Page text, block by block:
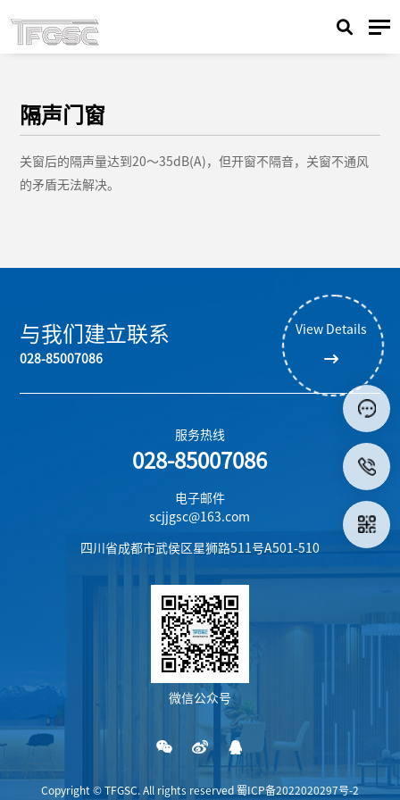
隔声门窗
关窗后的隔声量达到20～35dB(A)，但开窗不隔音，关窗不通风
的矛盾无法解决。
与我们建立联系
028-85007086
View Details
微信公众号
Copyright © TFGSC. All rights reserved 蜀ICP备2022020297号-2
服务热线
028-85007086
电子邮件
scjjgsc@163.com
四川省成都市武侯区星狮路511号A501-510